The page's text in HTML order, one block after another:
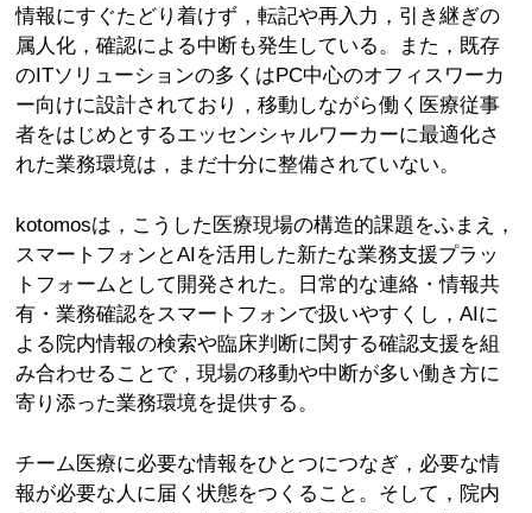
情報にすぐたどり着けず，転記や再入力，引き継ぎの
属人化，確認による中断も発生している。また，既存
のITソリューションの多くはPC中心のオフィスワーカ
ー向けに設計されており，移動しながら働く医療従事
者をはじめとするエッセンシャルワーカーに最適化さ
れた業務環境は，まだ十分に整備されていない。
kotomosは，こうした医療現場の構造的課題をふまえ，
スマートフォンとAIを活用した新たな業務支援プラッ
トフォームとして開発された。日常的な連絡・情報共
有・業務確認をスマートフォンで扱いやすくし，AIに
よる院内情報の検索や臨床判断に関する確認支援を組
み合わせることで，現場の移動や中断が多い働き方に
寄り添った業務環境を提供する。
チーム医療に必要な情報をひとつにつなぎ，必要な情
報が必要な人に届く状態をつくること。そして，院内